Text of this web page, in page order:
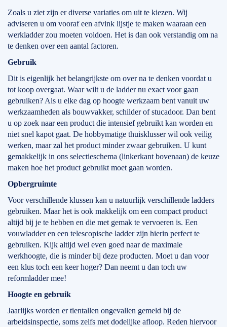
Zoals u ziet zijn er diverse variaties om uit te kiezen. Wij
adviseren u om vooraf een afvink lijstje te maken waaraan een
werkladder zou moeten voldoen. Het is dan ook verstandig om na
te denken over een aantal factoren.
Gebruik
Dit is eigenlijk het belangrijkste om over na te denken voordat u
tot koop overgaat. Waar wilt u de ladder nu exact voor gaan
gebruiken? Als u elke dag op hoogte werkzaam bent vanuit uw
werkzaamheden als bouwvakker, schilder of stucadoor. Dan bent
u op zoek naar een product die intensief gebruikt kan worden en
niet snel kapot gaat. De hobbymatige thuisklusser wil ook veilig
werken, maar zal het product minder zwaar gebruiken. U kunt
gemakkelijk in ons selectieschema (linkerkant bovenaan) de keuze
maken hoe het product gebruikt moet gaan worden.
Opbergruimte
Voor verschillende klussen kan u natuurlijk verschillende ladders
gebruiken. Maar het is ook makkelijk om een compact product
altijd bij je te hebben en die met gemak te vervoeren is. Een
vouwladder en een telescopische ladder zijn hierin perfect te
gebruiken. Kijk altijd wel even goed naar de maximale
werkhoogte, die is minder bij deze producten. Moet u dan voor
een klus toch een keer hoger? Dan neemt u dan toch uw
reformladder mee!
Hoogte en gebruik
Jaarlijks worden er tientallen ongevallen gemeld bij de
arbeidsinspectie, soms zelfs met dodelijke afloop. Reden hiervoor